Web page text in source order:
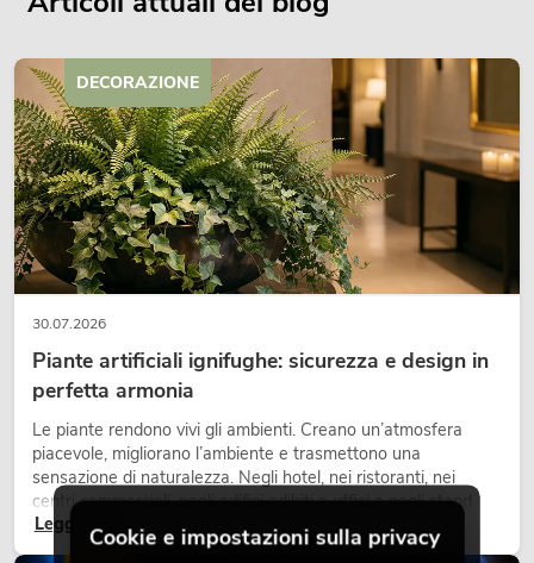
30.07.2026
Piante artificiali ignifughe: sicurezza e design in
perfetta armonia
Le piante rendono vivi gli ambienti. Creano un’atmosfera
piacevole, migliorano l’ambiente e trasmettono una
sensazione di naturalezza. Negli hotel, nei ristoranti, nei
centri commerciali, negli edifici adibiti a uffici o negli stand
fieristici, una vegetazione di alta qualità è ormai parte
integrante dei moderni progetti di arredamento.
Leggi ora
DECORAZIONE
Cookie e impostazioni sulla privacy